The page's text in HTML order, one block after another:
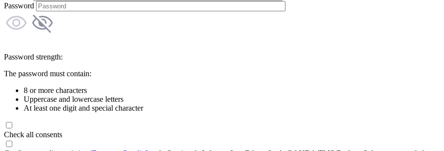
Password
Password strength:
The password must contain:
8 or more characters
Uppercase and lowercase letters
At least one digit and special character
Check all consents